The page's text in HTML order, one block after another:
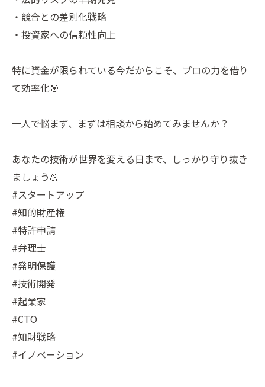
・競合との差別化戦略
・投資家への信頼性向上
特に資金が限られている今だからこそ、プロの力を借り
て効率化🎯
一人で悩まず、まずは相談から始めてみませんか？
あなたの技術が世界を変える日まで、しっかり守り抜き
ましょう💪
#スタートアップ
#知的財産権
#特許申請
#弁理士
#発明保護
#技術開発
#起業家
#CTO
#知財戦略
#イノベーション